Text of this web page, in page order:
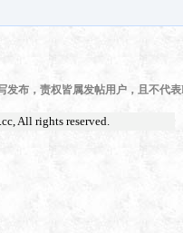
发布，责权皆属发帖用户，且不代
, All rights reserved.